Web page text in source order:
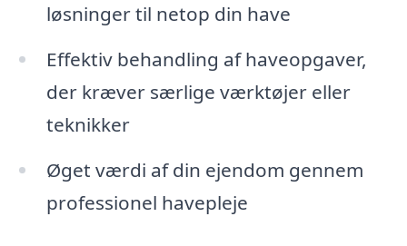
løsninger til netop din have
Effektiv behandling af haveopgaver,
der kræver særlige værktøjer eller
teknikker
Øget værdi af din ejendom gennem
professionel havepleje